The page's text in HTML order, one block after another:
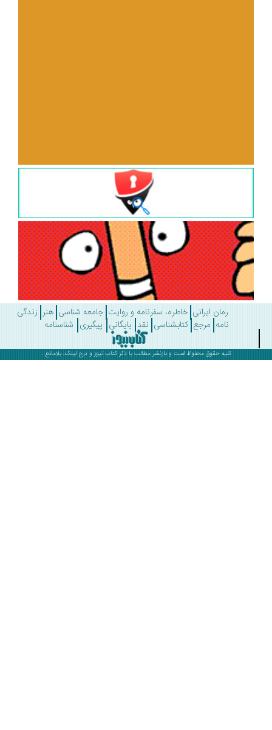
رمان ایرانی خاطره، سفرنامه و روایت جامعه شناسی هنر زندگی
مرجع کتابشناسی نقد بایگانی پیگیری شناسنامه
کلیه حقوق محفوظ است و بازنشر مطالب با ذکرکتاب نیوز و درج لینک، بلامانع .